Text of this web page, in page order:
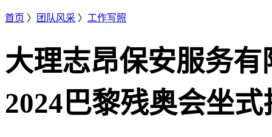
首页 〉 团队风采 〉 工作写照
大理志昂保安服务
2024巴黎残奥会坐